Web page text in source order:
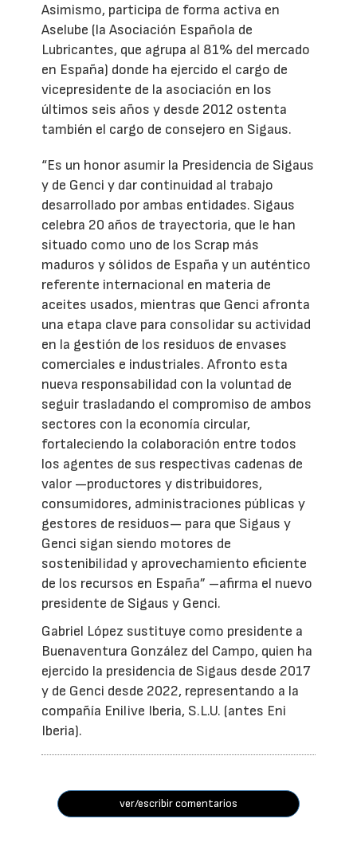
Asimismo, participa de forma activa en
Aselube (la Asociación Española de
Lubricantes, que agrupa al 81% del mercado
en España) donde ha ejercido el cargo de
vicepresidente de la asociación en los
últimos seis años y desde 2012 ostenta
también el cargo de consejero en Sigaus.
“Es un honor asumir la Presidencia de Sigaus
y de Genci y dar continuidad al trabajo
desarrollado por ambas entidades. Sigaus
celebra 20 años de trayectoria, que le han
situado como uno de los Scrap más
maduros y sólidos de España y un auténtico
referente internacional en materia de
aceites usados, mientras que Genci afronta
una etapa clave para consolidar su actividad
en la gestión de los residuos de envases
comerciales e industriales. Afronto esta
nueva responsabilidad con la voluntad de
seguir trasladando el compromiso de ambos
sectores con la economía circular,
fortaleciendo la colaboración entre todos
los agentes de sus respectivas cadenas de
valor —productores y distribuidores,
consumidores, administraciones públicas y
gestores de residuos— para que Sigaus y
Genci sigan siendo motores de
sostenibilidad y aprovechamiento eficiente
de los recursos en España” –afirma el nuevo
presidente de Sigaus y Genci.
Gabriel López sustituye como presidente a
Buenaventura González del Campo, quien ha
ejercido la presidencia de Sigaus desde 2017
y de Genci desde 2022, representando a la
compañía Enilive Iberia, S.L.U. (antes Eni
Iberia).
ver/escribir comentarios